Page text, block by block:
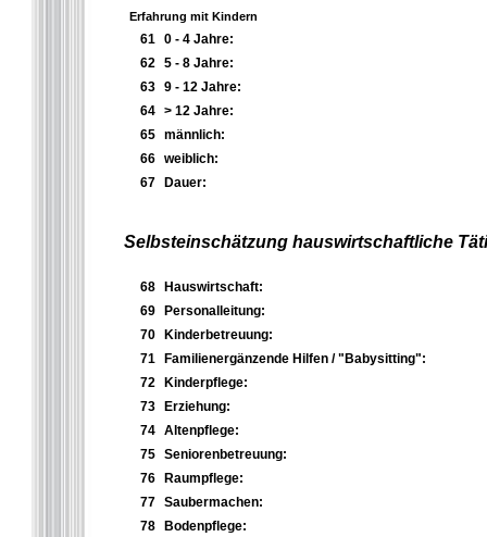
Erfahrung mit Kindern
61 0 - 4 Jahre:
62 5 - 8 Jahre:
63 9 - 12 Jahre:
64 > 12 Jahre:
65 männlich:
66 weiblich:
67
Dauer:
Selbsteinschätzung hauswirtschaftliche
68
Hauswirtschaft:
69
Personalleitung:
70
Kinderbetreuung:
71
Familienergänzende Hilfen / "Babysitting":
72
Kinderpflege:
73
Erziehung:
74 Altenpflege:
75 Seniorenbetreuung:
76
Raumpflege:
77 Saubermachen:
78
Bodenpflege: